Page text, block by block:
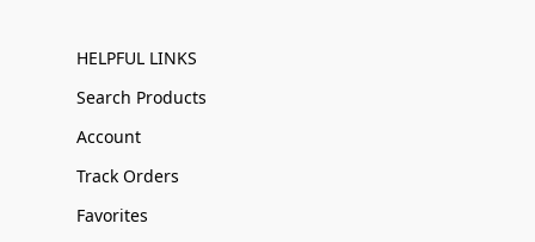
HELPFUL LINKS
Search Products
Account
Track Orders
Favorites